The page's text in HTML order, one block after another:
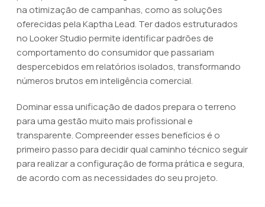
na otimização de campanhas, como as soluções
oferecidas pela Kaptha Lead. Ter dados estruturados
no Looker Studio permite identificar padrões de
comportamento do consumidor que passariam
despercebidos em relatórios isolados, transformando
números brutos em inteligência comercial.
Dominar essa unificação de dados prepara o terreno
para uma gestão muito mais profissional e
transparente. Compreender esses benefícios é o
primeiro passo para decidir qual caminho técnico seguir
para realizar a configuração de forma prática e segura,
de acordo com as necessidades do seu projeto.